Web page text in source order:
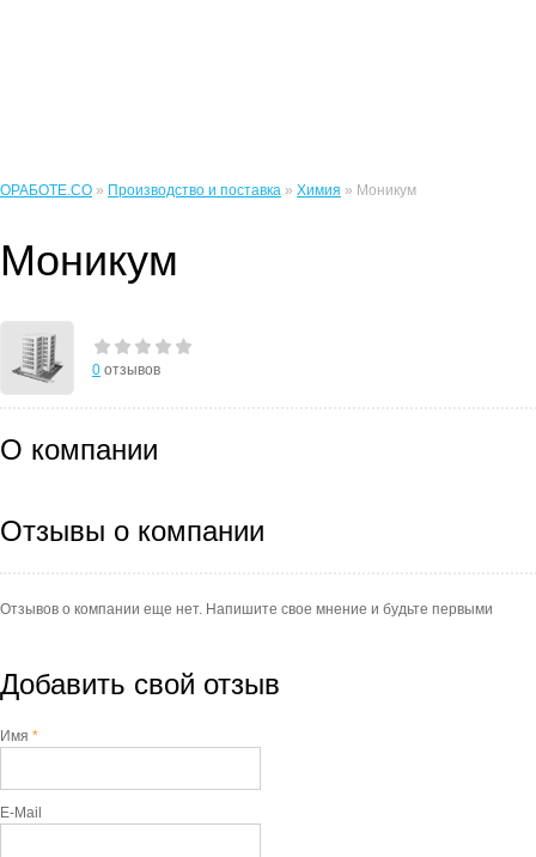
ОРАБОТЕ.CO » Производство и поставка » Химия » Моникум
Моникум
0 отзывов
О компании
Отзывы о компании
Отзывов о компании еще нет. Напишите свое мнение и будьте первыми
Добавить свой отзыв
Имя *
E-Mail